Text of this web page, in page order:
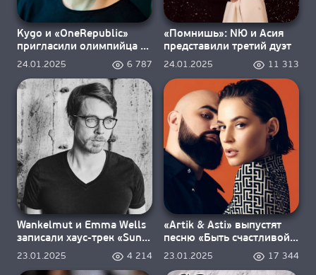
ГОРОДА ВЕЩАНИЯ
О НАС
Kygo и «OneRepublic»
пригласили олимпийца в
«Chasing Paradise»
24.01.2025 6 787
«Помнишь»: NЮ и Асия
представили третий дуэт
24.01.2025 11 313
Wankelmut и Emma Wells
записали хаус-трек «Sun
Goes Down»
23.01.2025 4 214
«Artik & Asti» выпустят
песню «Быть счастливой»
24 января
23.01.2025 17 344